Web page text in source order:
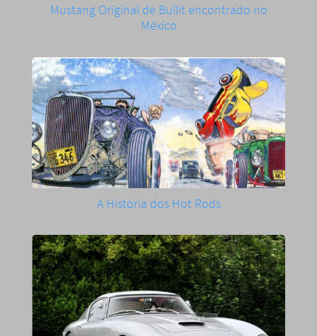
Mustang Original de Bullit encontrado no
México
A História dos Hot Rods